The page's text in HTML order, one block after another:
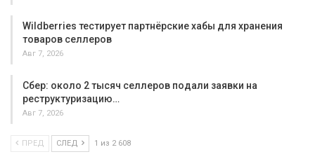
Wildberries тестирует партнёрские хабы для хранения
товаров селлеров
Авг 7, 2026
Сбер: около 2 тысяч селлеров подали заявки на
реструктуризацию…
Авг 7, 2026
ПРЕД СЛЕД 1 из 2 608